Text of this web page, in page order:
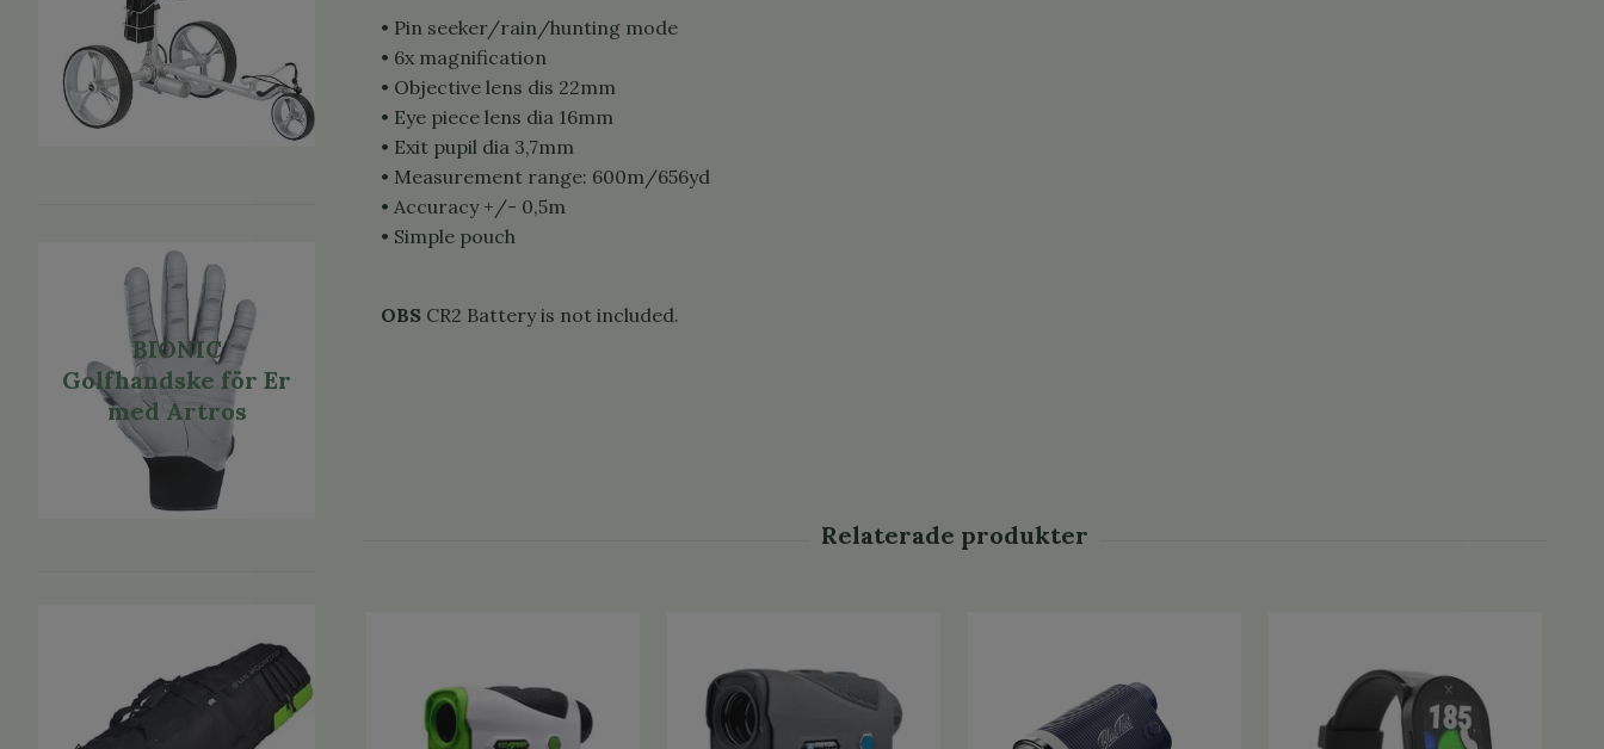
BIONIC
Golfhandske för Er
med Artros
• Pin seeker/rain/hunting mode
• 6x magnification
• Objective lens dis 22mm
• Eye piece lens dia 16mm
• Exit pupil dia 3,7mm
• Measurement range: 600m/656yd
• Accuracy +/- 0,5m
• Simple pouch
OBS CR2 Battery is not included.